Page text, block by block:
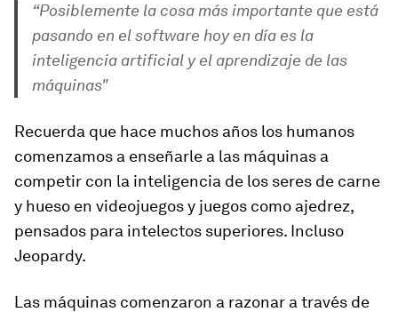
“Posiblemente la cosa más importante que está
pasando en el software hoy en día es la
inteligencia artificial y el aprendizaje de las
máquinas"
Recuerda que hace muchos años los humanos
comenzamos a enseñarle a las máquinas a
competir con la inteligencia de los seres de carne
y hueso en videojuegos y juegos como ajedrez,
pensados para intelectos superiores. Incluso
Jeopardy.
Las máquinas comenzaron a razonar a través de